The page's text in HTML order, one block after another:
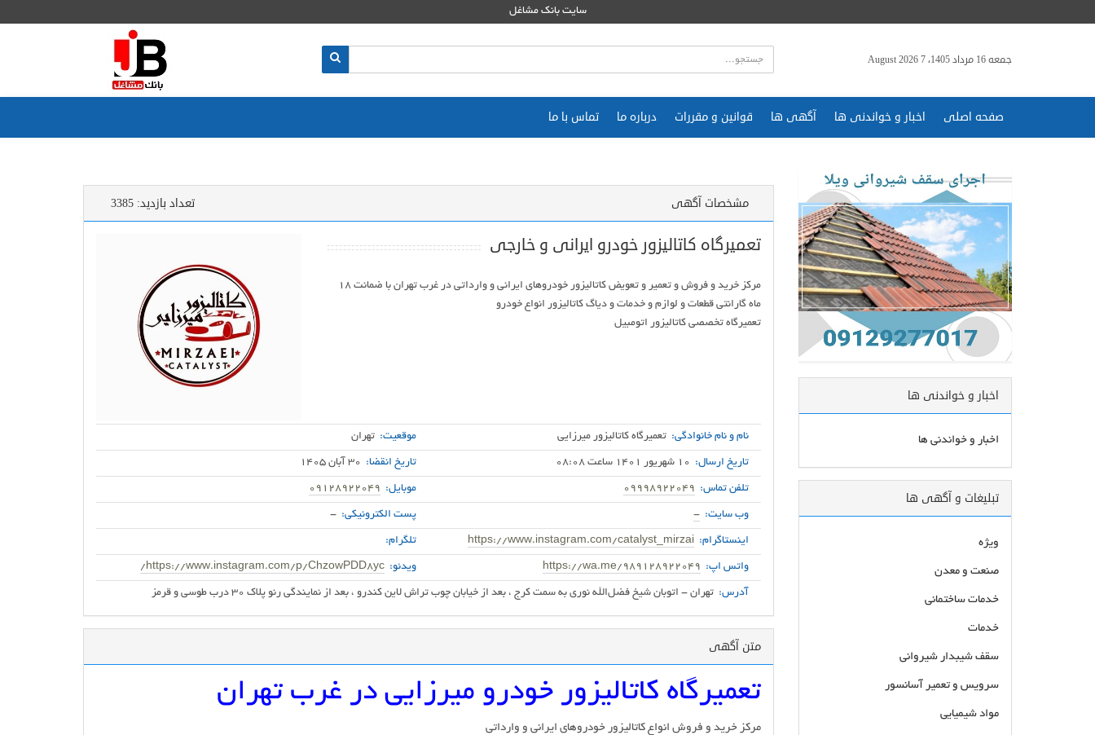
سایت بانک مشاغل
جمعه 16 مرداد 1405، 7 August 2026
صفحه اصلی اخبار و خواندنی ها آگهی ها قوانین و مقررات درباره ما تماس با ما
مشخصات آگهی تعداد بازدید: 3385
تعمیرگاه کاتالیزور خودرو ایرانی و خارجی
مرکز خرید و فروش و تعمیر و تعویض کاتالیزور خودروهای ایرانی و وارداتی در غرب تهران با ضمانت 18
تعمیرگاه تخصصی کاتالیزور اتومبیل
نام و نام خانوادگی: تعمیرگاه کاتالیزور میرزایی موقعیت: تهران
تاریخ ارسال: 10 شهریور 1401 ساعت 08:08 تاریخ انقضا: 30 آبان 1405
تلفن تماس: 09998922049 موبایل: 09128922049
وب سایت: - پست الکترونیکی: -
اینستاگرام: https://www.instagram.com/catalyst_mirzai تلگرام:
واتس اپ: https://wa.me/989128922049 ویدئو: https://www.instagram.com/p/ChzowPDD8yc/
آدرس: تهران - اتوبان شیخ فضل‌الله نوری به سمت کرج ، بعد از خیابان چوب تراش لاین کندرو ، بعد از نمایندگی رنو پلاک 30 درب طوسی و قرمز
متن آگهی
تعمیرگاه کاتالیزور خودرو میرزایی در غرب تهران
مرکز خرید و فروش انواع کاتالیزور خودروهای ایرانی و وارداتی
اخبار و خواندنی ها
اخبار و خواندنی ها
تبلیغات و آگهی ها
ویژه
صنعت و معدن
خدمات ساختمانی
خدمات
سقف شیبدار شیروانی
سرویس و تعمیر آسانسور
مواد شیمیایی